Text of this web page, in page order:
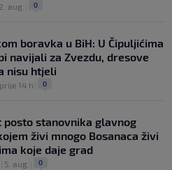
2. aug. 0
boravka u BiH: U Čipuljićima
navijali za Zvezdu, dresove
nisu htjeli
prije 14 h 0
posto stanovnika glavnog
živi mnogo Bosanaca živi
koje daje grad
5. aug. 0